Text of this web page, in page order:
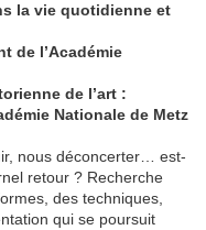
la vie quotidienne et
de l’Académie
de l’art :
Nationale de Metz
nous déconcerter… est-
retour ? Recherche
des techniques,
qui se poursuit